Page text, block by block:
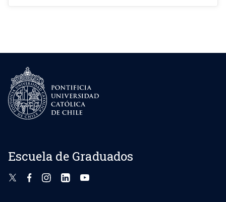
Escuela de Graduados